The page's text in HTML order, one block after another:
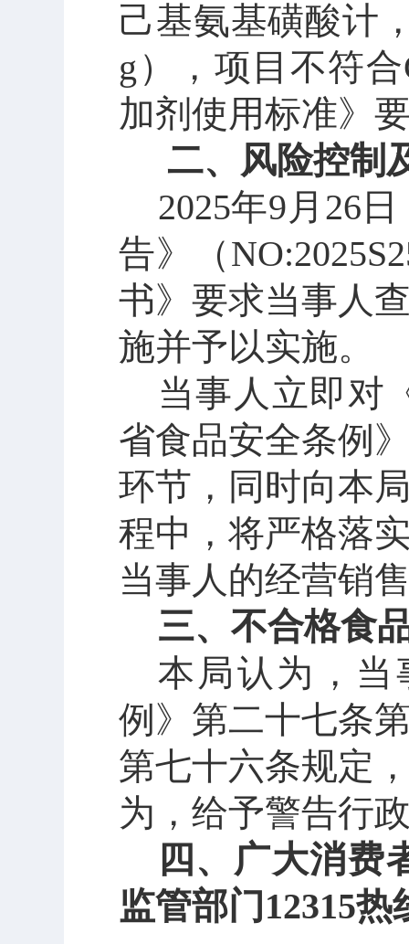
己基氨基磺酸计
g ），项目不符合
加剂使用标准》
二、风险控制
2025年9月26
告》（
书》要求当事人
施并予以实施。
当事人立即对
省食品安全条例
环节，同时向本
程中，将严格落
当事人的经营销
三、不合格食
本局认为， 当
例》第二十七条
第七十六条规定
为，给予警告行
四、广大消费
监管部门 12315